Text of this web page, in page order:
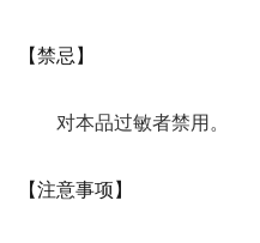
【禁忌】
对本品过敏者禁用。
【注意事项】